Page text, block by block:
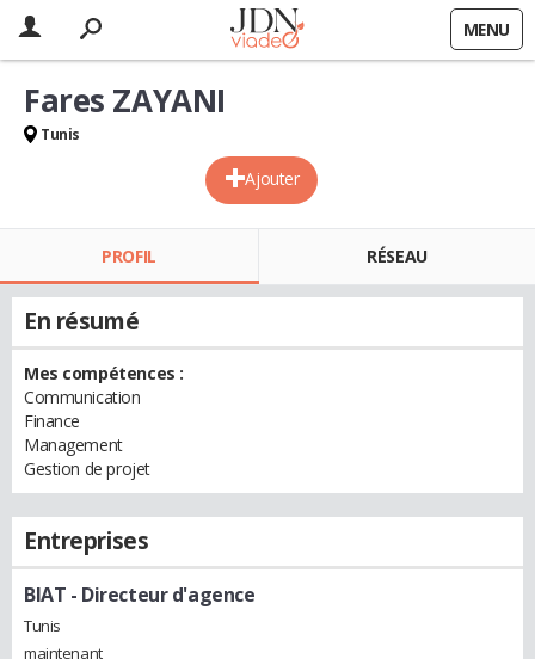
MENU
Ajouter
Fares ZAYANI
Tunis
PROFIL RÉSEAU
En résumé
Mes compétences :
Communication
Finance
Management
Gestion de projet
Entreprises
BIAT - Directeur d'agence
Tunis
maintenant